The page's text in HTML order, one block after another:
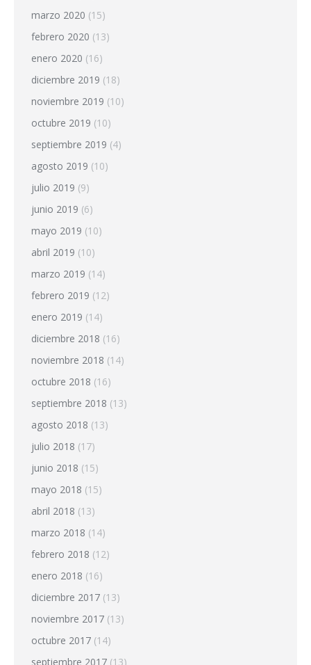
marzo 2020 (15)
febrero 2020 (13)
enero 2020 (16)
diciembre 2019 (18)
noviembre 2019 (10)
octubre 2019 (10)
septiembre 2019 (4)
agosto 2019 (10)
julio 2019 (9)
junio 2019 (6)
mayo 2019 (10)
abril 2019 (10)
marzo 2019 (14)
febrero 2019 (12)
enero 2019 (14)
diciembre 2018 (16)
noviembre 2018 (14)
octubre 2018 (16)
septiembre 2018 (13)
agosto 2018 (13)
julio 2018 (17)
junio 2018 (15)
mayo 2018 (15)
abril 2018 (13)
marzo 2018 (14)
febrero 2018 (12)
enero 2018 (16)
diciembre 2017 (13)
noviembre 2017 (13)
octubre 2017 (14)
septiembre 2017 (13)